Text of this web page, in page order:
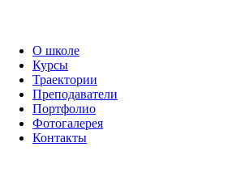
О школе
Курсы
Траектории
Преподаватели
Портфолио
Фотогалерея
Контакты